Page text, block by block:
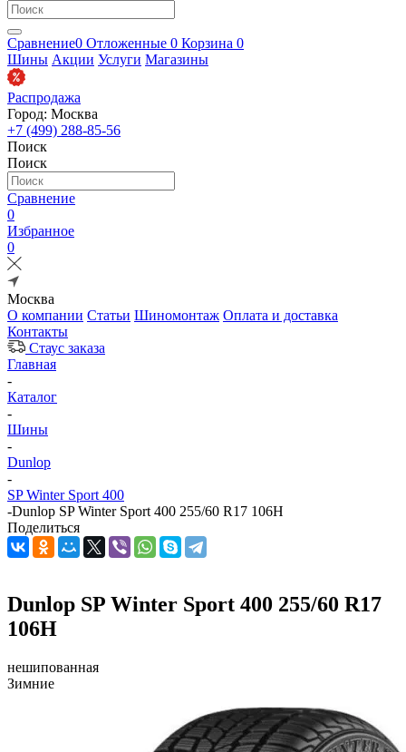
Сравнение0 Отложенные 0 Корзина 0
Шины Акции Услуги Магазины
Распродажа
Город: Москва
+7 (499) 288-85-56
Поиск
Поиск
Сравнение
0
Избранное
0
Москва
О компании Статьи Шиномонтаж Оплата и доставка
Контакты
Стаус заказа
Главная
-
Каталог
-
Шины
-
Dunlop
-
SP Winter Sport 400
-Dunlop SP Winter Sport 400 255/60 R17 106H
Поделиться
Dunlop SP Winter Sport 400 255/60 R17
106H
нешипованная
Зимние